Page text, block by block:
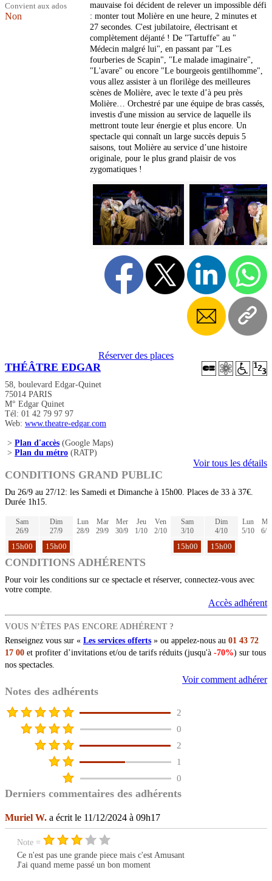
Convient aux ados
Non
mauvaise foi décident de relever un impossible défi
: monter tout Molière en une heure, 2 minutes et
27 secondes. C'est jubilatoire, électrisant et
complètement déjanté ! De "Tartuffe" au "
Médecin malgré lui", en passant par "Les
fourberies de Scapin", "Le malade imaginaire",
"L'avare" ou encore "Le bourgeois gentilhomme",
vous allez assister à un florilège des meilleures
scènes de Molière, avec le texte d’à peu près
Molière… Orchestré par une équipe de bras cassés,
investis d'une mission au service de laquelle ils
mettront toute leur énergie et plus encore. Un
spectacle qui connaît un large succès depuis 5
saisons, tout Molière au service d’une histoire
originale, pour le plus grand plaisir de vos
zygomatiques !
Réserver des places
THÉÂTRE EDGAR
58, boulevard Edgar-Quinet
75014 PARIS
M° Edgar Quinet
Tél: 01 42 79 97 97
Web: www.theatre-edgar.com
> Plan d'accès (Google Maps)
> Plan du métro (RATP)
Voir tous les détails
CONDITIONS GRAND PUBLIC
Du 26/9 au 27/12: les Samedi et Dimanche à 15h00. Places de 33 à 37€.
Durée 1h15.
Sam
26/9
Dim
27/9
Lun
28/9
Mar
29/9
Mer
30/9
Jeu
1/10
Ven
2/10
Sam
3/10
Dim
4/10
Lun
5/10
6/
15h00 15h00 15h00 15h00
CONDITIONS ADHÉRENTS
Pour voir les conditions sur ce spectacle et réserver, connectez-vous avec
votre compte.
Accès adhérent
VOUS N’ÊTES PAS ENCORE ADHÉRENT ?
Renseignez vous sur « Les services offerts » ou appelez-nous au 01 43 72
17 00 et profiter d’invitations et/ou de tarifs réduits (jusqu'à -70%) sur tous
nos spectacles.
Voir comment adhérer
Notes des adhérents
2
0
2
1
0
Derniers commentaires des adhérents
Muriel W. a écrit le 11/12/2024 à 09h17
Note =
Ce n'est pas une grande piece mais c'est Amusant
J'ai quand meme passé un bon moment